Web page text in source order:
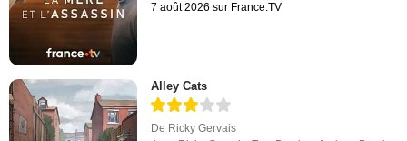
7 août 2026 sur France.TV
Alley Cats
De Ricky Gervais